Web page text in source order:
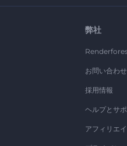
弊社
お問い合わせ
採用情報
ヘルプとサ
アフィリエ